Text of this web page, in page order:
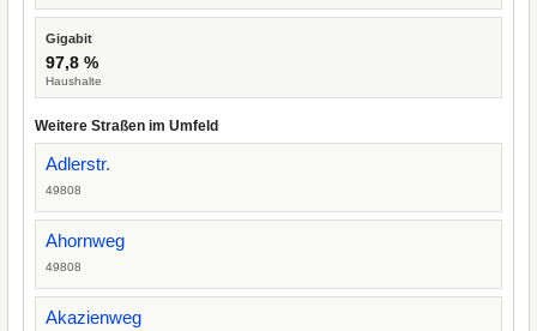
Gigabit
97,8 %
Haushalte
Weitere Straßen im Umfeld
Adlerstr.
49808
Ahornweg
49808
Akazienweg